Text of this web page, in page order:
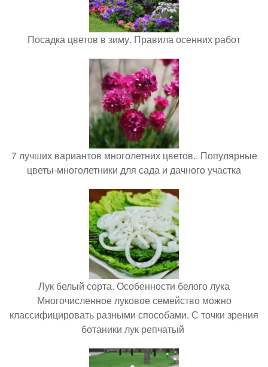
Посадка цветов в зиму. Правила осенних работ
7 лучших вариантов многолетних цветов.. Популярные
цветы-многолетники для сада и дачного участка
Лук белый сорта. Особенности белого лука
Многочисленное луковое семейство можно
классифицировать разными способами. С точки зрения
ботаники лук репчатый